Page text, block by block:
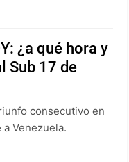
¿a qué hora y
Sub 17 de
consecutivo en
Venezuela.